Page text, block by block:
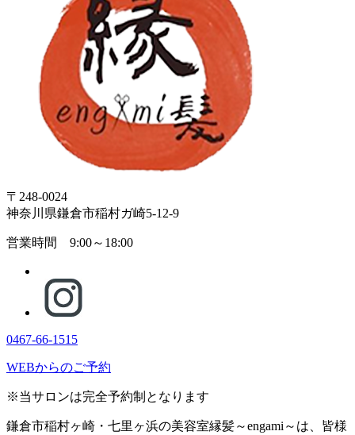
〒248-0024
神奈川県鎌倉市稲村ガ崎5-12-9
営業時間 9:00～18:00
0467-66-1515
WEBからのご予約
※当サロンは完全予約制となります
鎌倉市稲村ヶ崎・七里ヶ浜の美容室縁髪～engami～は、皆様